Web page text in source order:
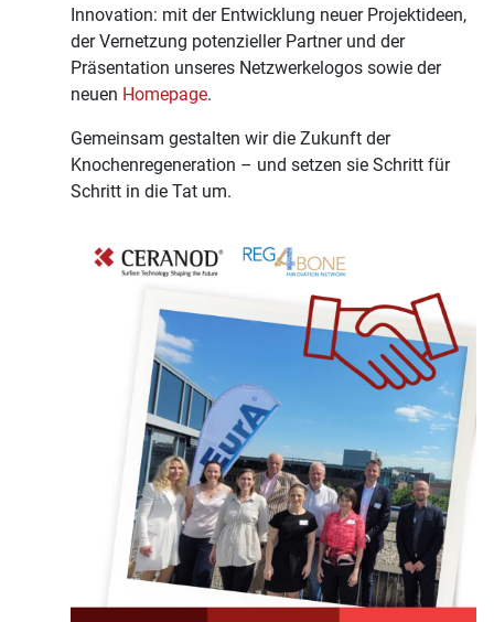
Innovation: mit der Entwicklung neuer Projektideen,
der Vernetzung potenzieller Partner und der
Präsentation unseres Netzwerkelogos sowie der
neuen Homepage.
Gemeinsam gestalten wir die Zukunft der
Knochenregeneration – und setzen sie Schritt für
Schritt in die Tat um.